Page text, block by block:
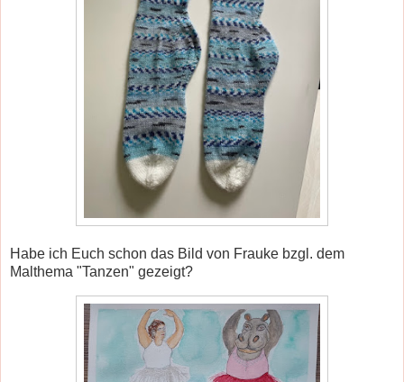
Habe ich Euch schon das Bild von Frauke bzgl. dem
Malthema "Tanzen" gezeigt?